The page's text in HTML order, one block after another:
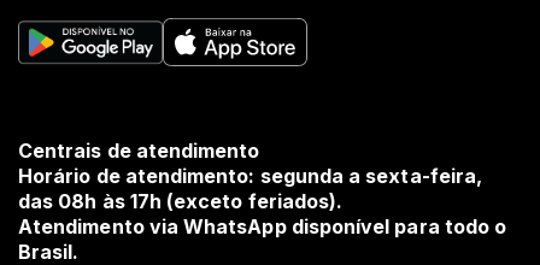
Centrais de atendimento
Horário de atendimento: segunda a sexta-feira,
das 08h às 17h (exceto feriados).
Atendimento via WhatsApp disponível para todo o
Brasil.